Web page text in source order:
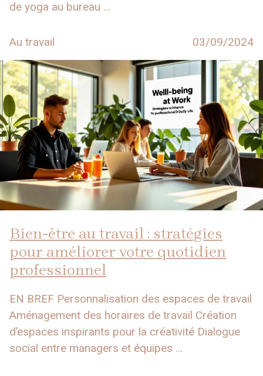
de yoga au bureau …
Au travail 03/09/2024
Bien-être au travail : stratégies
pour améliorer votre quotidien
professionnel
EN BREF Personnalisation des espaces de travail
Aménagement des horaires de travail Création
d’espaces inspirants pour la créativité Dialogue
social entre managers et équipes …